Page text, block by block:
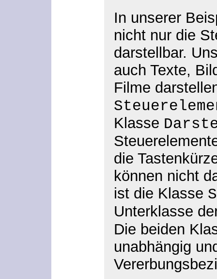
In unserer
nicht nur die
darstellbar.
auch Texte,
Filme
Klasse
die
können nicht
ist die Klasse
Unterklasse
Die beiden
unabhängig